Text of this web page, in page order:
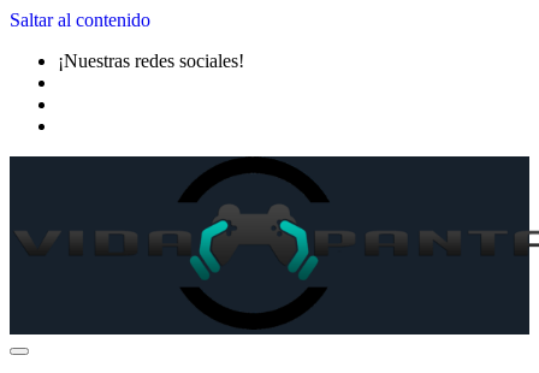
Saltar al contenido
¡Nuestras redes sociales!